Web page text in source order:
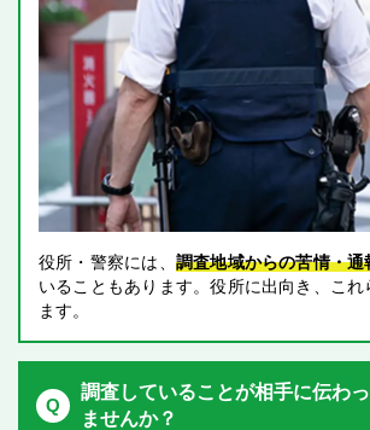
役所・警察には、 調査地域からの苦情・通
いることもあります。役所に出向き、これ
ます。
調査していることが相手に伝わ
ませんか？